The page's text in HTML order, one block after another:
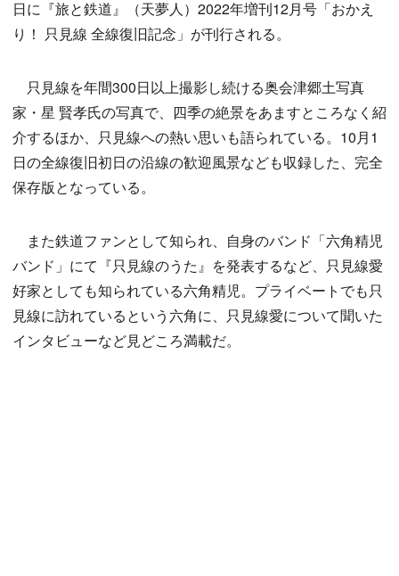
日に『旅と鉄道』（天夢人）2022年増刊12月号「おかえ
り！ 只見線 全線復旧記念」が刊行される。
只見線を年間300日以上撮影し続ける奥会津郷土写真
家・星 賢孝氏の写真で、四季の絶景をあますところなく紹
介するほか、只見線への熱い思いも語られている。10月1
日の全線復旧初日の沿線の歓迎風景なども収録した、完全
保存版となっている。
また鉄道ファンとして知られ、自身のバンド「六角精児
バンド」にて『只見線のうた』を発表するなど、只見線愛
好家としても知られている六角精児。プライベートでも只
見線に訪れているという六角に、只見線愛について聞いた
インタビューなど見どころ満載だ。